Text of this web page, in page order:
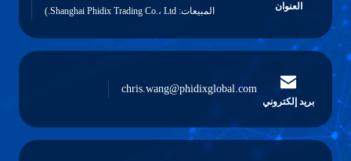
العنوان
المبيعات: Shanghai Phidix Trading Co.، Ltd.)
بريد إلكتروني
chris.wang@phidixglobal.com